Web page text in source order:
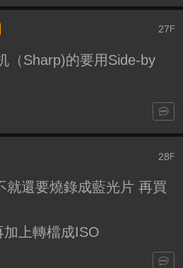
27 F
（Sharp)的要用Side-by
28F
就還要燒錄成藍光片 再買
上轉檔成ISO